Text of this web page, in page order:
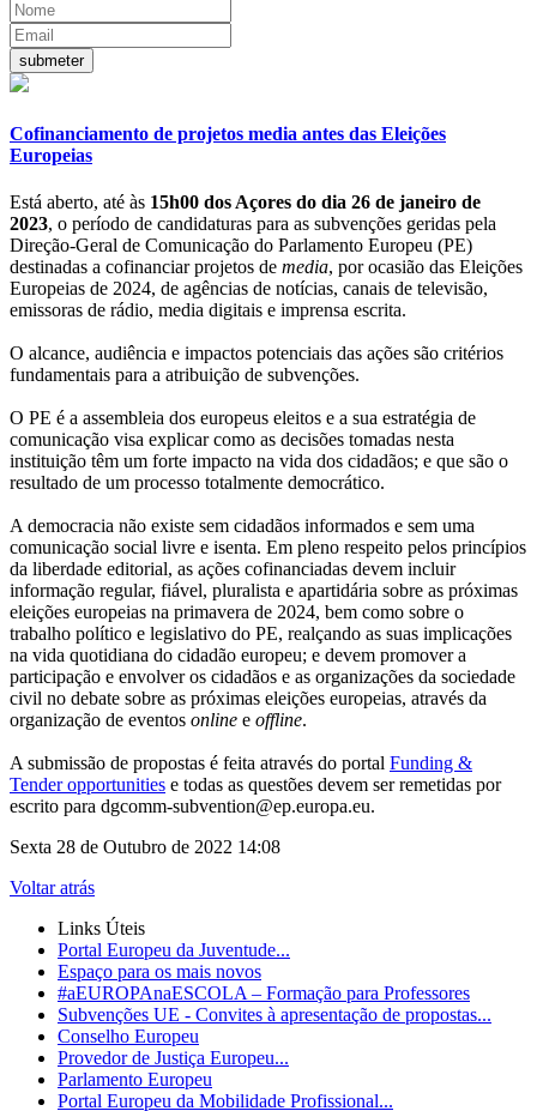
Cofinanciamento de projetos media antes das Eleições
Europeias
Está aberto, até às 15h00 dos Açores do dia 26 de janeiro de
2023, o período de candidaturas para as subvenções geridas pela
Direção-Geral de Comunicação do Parlamento Europeu (PE)
destinadas a cofinanciar projetos de media, por ocasião das Eleições
Europeias de 2024, de agências de notícias, canais de televisão,
emissoras de rádio, media digitais e imprensa escrita.
O alcance, audiência e impactos potenciais das ações são critérios
fundamentais para a atribuição de subvenções.
O PE é a assembleia dos europeus eleitos e a sua estratégia de
comunicação visa explicar como as decisões tomadas nesta
instituição têm um forte impacto na vida dos cidadãos; e que são o
resultado de um processo totalmente democrático.
A democracia não existe sem cidadãos informados e sem uma
comunicação social livre e isenta. Em pleno respeito pelos princípios
da liberdade editorial, as ações cofinanciadas devem incluir
informação regular, fiável, pluralista e apartidária sobre as próximas
eleições europeias na primavera de 2024, bem como sobre o
trabalho político e legislativo do PE, realçando as suas implicações
na vida quotidiana do cidadão europeu; e devem promover a
participação e envolver os cidadãos e as organizações da sociedade
civil no debate sobre as próximas eleições europeias, através da
organização de eventos online e offline.
A submissão de propostas é feita através do portal Funding &
Tender opportunities e todas as questões devem ser remetidas por
escrito para dgcomm-subvention@ep.europa.eu.
Sexta 28 de Outubro de 2022 14:08
Voltar atrás
Links Úteis
Portal Europeu da Juventude...
Espaço para os mais novos
#aEUROPAnaESCOLA – Formação para Professores
Subvenções UE - Convites à apresentação de propostas...
Conselho Europeu
Provedor de Justiça Europeu...
Parlamento Europeu
Portal Europeu da Mobilidade Profissional...